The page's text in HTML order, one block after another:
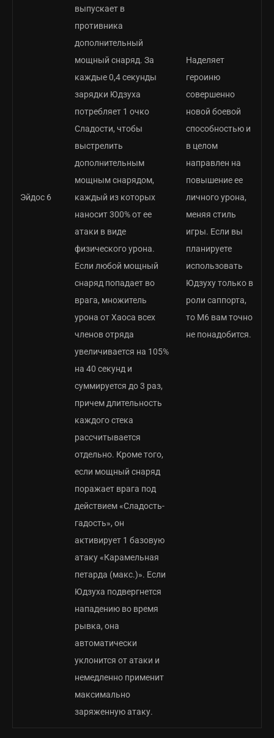
Эйдос 6
выпускает в
противника
дополнительный
мощный снаряд. За
каждые 0,4 секунды
зарядки Юдзуха
потребляет 1 очко
Сладости, чтобы
выстрелить
дополнительным
мощным снарядом,
каждый из которых
наносит 300% от ее
атаки в виде
физического урона.
Если любой мощный
снаряд попадает во
врага, множитель
урона от Хаоса всех
членов отряда
увеличивается на 105%
на 40 секунд и
суммируется до 3 раз,
причем длительность
каждого стека
рассчитывается
отдельно. Кроме того,
если мощный снаряд
поражает врага под
действием «Сладость-
гадость», он
активирует 1 базовую
атаку «Карамельная
петарда (макс.)». Если
Юдзуха подвергнется
нападению во время
рывка, она
автоматически
уклонится от атаки и
немедленно применит
максимально
заряженную атаку.
Наделяет
героиню
совершенно
новой боевой
способностью и
в целом
направлен на
повышение ее
личного урона,
меняя стиль
игры. Если вы
планируете
использовать
Юдзуху только в
роли саппорта,
то М6 вам точно
не понадобится.